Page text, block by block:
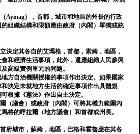
Aymag），首都，城市和地區的州長的行政
組織結構和限額應由政府（內閣）單獨或統
決定其各自的艾瑪格，首都，索姆，地區，
和經濟生活事項，此外，還應組織人民參與
高級實例單元的問題。
方自治機關授權的事項作出決定。如果國家
決定未就地方生活的確定事項作出具體規
根據《憲法》作出自主決定。
（議會）或政府（內閣）可將其權力範圍內
格的呼拉爾（地方議會）和首都或州長。
府城市，蘇姆，地區，巴格和霍魯應在其各